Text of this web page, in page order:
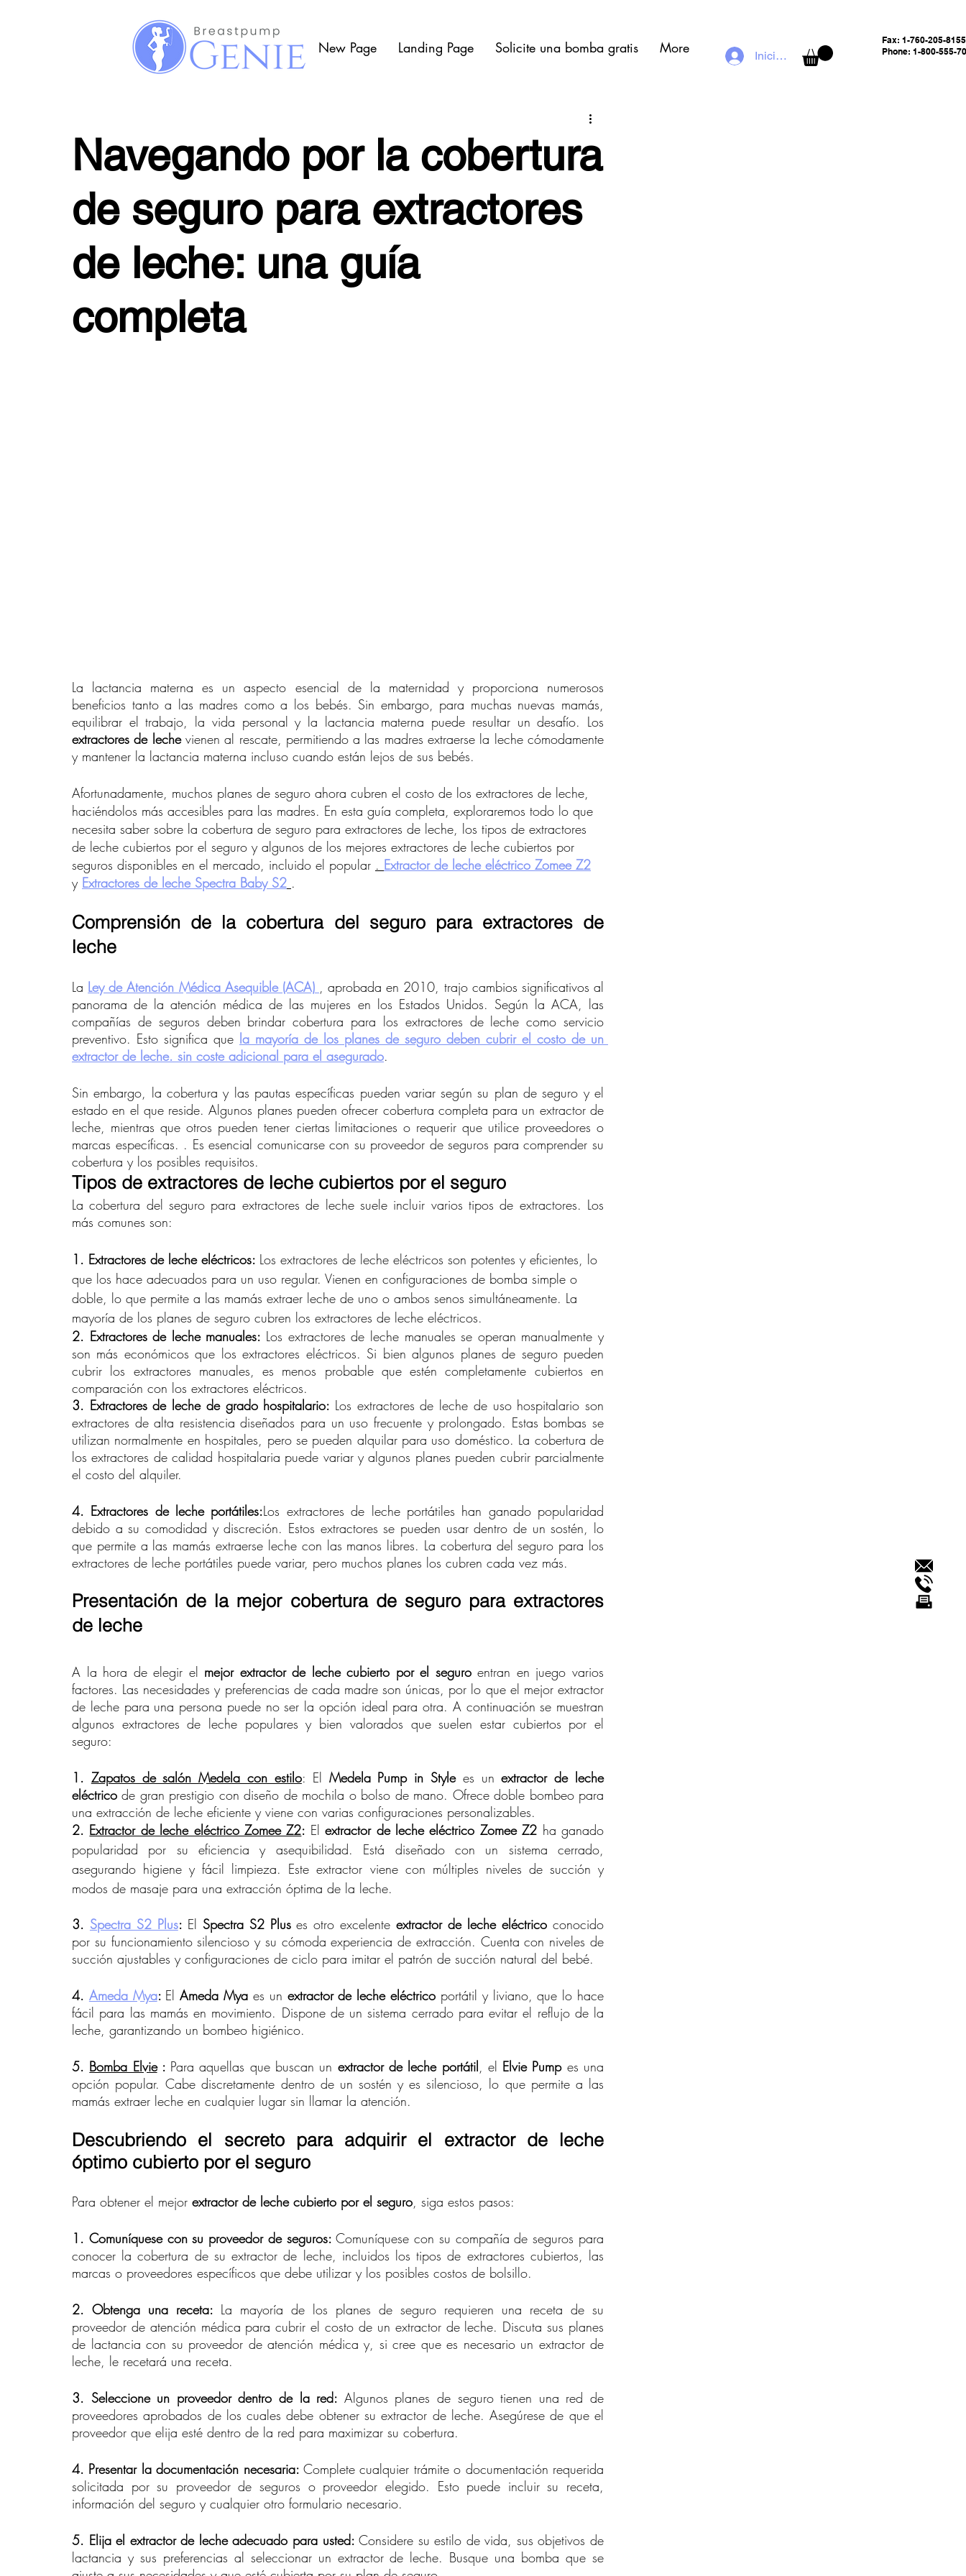
New Page Landing Page Solicite una bomba gratis More Iniciar sesión
Fax: 1-760-205-8155
Phone: 1-800-555-
Navegando por la cobertura
de seguro para extractores
de leche: una guía
completa
La lactancia materna es un aspecto esencial de la maternidad y proporciona numerosos
beneficios tanto a las madres como a los bebés. Sin embargo, para muchas nuevas mamás,
extractores de leche vienen al rescate, permitiendo a las madres extraerse la leche cómodamente
y mantener la lactancia materna incluso cuando están lejos de sus bebés.
Afortunadamente, muchos planes de seguro ahora cubren el costo de los extractores de leche,
haciéndolos más accesibles para las madres. En esta guía completa, exploraremos todo lo que
necesita saber sobre la cobertura de seguro para extractores de leche, los tipos de extractores
de leche cubiertos por el seguro y algunos de los mejores extractores de leche cubiertos por
seguros disponibles en el mercado, incluido el popular . Extractor de leche eléctrico Zomee Z2
y Extractores de leche Spectra Baby S2 .
Comprensión de la cobertura del seguro para extractores de
leche
La Ley de Atención Médica Asequible (ACA) , aprobada en 2010, trajo cambios significativos al
panorama de la atención médica de las mujeres en los Estados Unidos. Según la ACA, las
compañías de seguros deben brindar cobertura para los extractores de leche como servicio
preventivo. Esto significa que la mayoría de los planes de seguro deben cubrir el costo de un
extractor de leche. sin coste adicional para el asegurado.
Sin embargo, la cobertura y las pautas específicas pueden variar según su plan de seguro y el
estado en el que reside. Algunos planes pueden ofrecer cobertura completa para un extractor de
leche, mientras que otros pueden tener ciertas limitaciones o requerir que utilice proveedores o
marcas específicas. . Es esencial comunicarse con su proveedor de seguros para comprender su
cobertura y los posibles requisitos.
Tipos de extractores de leche cubiertos por el seguro
La cobertura del seguro para extractores de leche suele incluir varios tipos de extractores. Los
más comunes son:
1. Extractores de leche eléctricos: Los extractores de leche eléctricos son potentes y eficientes, lo
que los hace adecuados para un uso regular. Vienen en configuraciones de bomba simple o
doble, lo que permite a las mamás extraer leche de uno o ambos senos simultáneamente. La
mayoría de los planes de seguro cubren los extractores de leche eléctricos.
2. Extractores de leche manuales: Los extractores de leche manuales se operan manualmente y
son más económicos que los extractores eléctricos. Si bien algunos planes de seguro pueden
cubrir los extractores manuales, es menos probable que estén completamente cubiertos en
comparación con los extractores eléctricos.
3. Extractores de leche de grado hospitalario: Los extractores de leche de uso hospitalario son
extractores de alta resistencia diseñados para un uso frecuente y prolongado. Estas bombas se
utilizan normalmente en hospitales, pero se pueden alquilar para uso doméstico. La cobertura de
los extractores de calidad hospitalaria puede variar y algunos planes pueden cubrir parcialmente
el costo del alquiler.
4. Extractores de leche portátiles:Los extractores de leche portátiles han ganado popularidad
debido a su comodidad y discreción. Estos extractores se pueden usar dentro de un sostén, lo
que permite a las mamás extraerse leche con las manos libres. La cobertura del seguro para los
extractores de leche portátiles puede variar, pero muchos planes los cubren cada vez más.
Presentación de la mejor cobertura de seguro para extractores
de leche
A la hora de elegir el mejor extractor de leche cubierto por el seguro entran en juego varios
factores. Las necesidades y preferencias de cada madre son únicas, por lo que el mejor extractor
de leche para una persona puede no ser la opción ideal para otra. A continuación se muestran
algunos extractores de leche populares y bien valorados que suelen estar cubiertos por el
seguro:
1. Zapatos de salón Medela con estilo: El Medela Pump in Style es un extractor de leche
eléctrico de gran prestigio con diseño de mochila o bolso de mano. Ofrece doble bombeo para
una extracción de leche eficiente y viene con varias configuraciones personalizables.
2. Extractor de leche eléctrico Zomee Z2: El extractor de leche eléctrico Zomee Z2 ha ganado
popularidad por su eficiencia y asequibilidad. Está diseñado con un sistema cerrado,
asegurando higiene y fácil limpieza. Este extractor viene con múltiples niveles de succión y
modos de masaje para una extracción óptima de la leche.
3. Spectra S2 Plus: El Spectra S2 Plus es otro excelente extractor de leche eléctrico conocido
por su funcionamiento silencioso y su cómoda experiencia de extracción. Cuenta con niveles de
succión ajustables y configuraciones de ciclo para imitar el patrón de succión natural del bebé.
4. Ameda Mya: El Ameda Mya es un extractor de leche eléctrico portátil y liviano, que lo hace
fácil para las mamás en movimiento. Dispone de un sistema cerrado para evitar el reflujo de la
leche, garantizando un bombeo higiénico.
5. Bomba Elvie : Para aquellas que buscan un extractor de leche portátil , el Elvie Pump es una
opción popular. Cabe discretamente dentro de un sostén y es silencioso, lo que permite a las
mamás extraer leche en cualquier lugar sin llamar la atención.
Descubriendo el secreto para adquirir el extractor de leche
óptimo cubierto por el seguro
Para obtener el mejor extractor de leche cubierto por el seguro, siga estos pasos:
1. Comuníquese con su proveedor de seguros: Comuníquese con su compañía de seguros para
conocer la cobertura de su extractor de leche, incluidos los tipos de extractores cubiertos, las
marcas o proveedores específicos que debe utilizar y los posibles costos de bolsillo.
2. Obtenga una receta: La mayoría de los planes de seguro requieren una receta de su
proveedor de atención médica para cubrir el costo de un extractor de leche. Discuta sus planes
de lactancia con su proveedor de atención médica y, si cree que es necesario un extractor de
leche, le recetará una receta.
3. Seleccione un proveedor dentro de la red: Algunos planes de seguro tienen una red de
proveedores aprobados de los cuales debe obtener su extractor de leche. Asegúrese de que el
proveedor que elija esté dentro de la red para maximizar su cobertura.
4. Presentar la documentación necesaria: Complete cualquier trámite o documentación requerida
solicitada por su proveedor de seguros o proveedor elegido. Esto puede incluir su receta,
información del seguro y cualquier otro formulario necesario.
5. Elija el extractor de leche adecuado para usted: Considere su estilo de vida, sus objetivos de
lactancia y sus preferencias al seleccionar un extractor de leche. Busque una bomba que se